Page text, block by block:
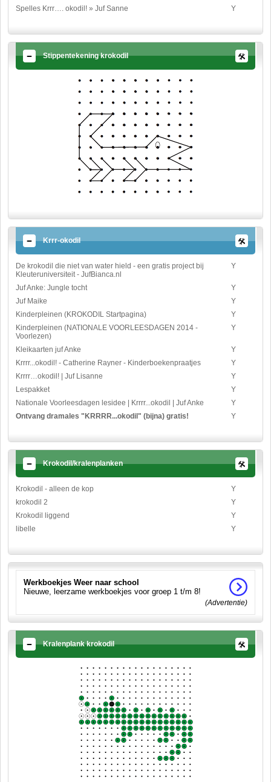
Spelles Krrr…. okodil! » Juf Sanne
Y
Stippentekening krokodil
Krrr-okodil
De krokodil die niet van water hield - een gratis project bij
Kleuteruniversiteit - JufBianca.nl
Y
Juf Anke: Jungle tocht
Y
Juf Maike
Y
Kinderpleinen (KROKODIL Startpagina)
Y
Kinderpleinen (NATIONALE VOORLEESDAGEN 2014 -
Voorlezen)
Y
Kleikaarten juf Anke
Y
Krrrr...okodil! - Catherine Rayner - Kinderboekenpraatjes
Y
Krrrr…okodil! | Juf Lisanne
Y
Lespakket
Y
Nationale Voorleesdagen lesidee | Krrrr...okodil | Juf Anke
Y
Ontvang dramales "KRRRR...okodil" (bijna) gratis!
Y
Krokodil/kralenplanken
Krokodil - alleen de kop
Y
krokodil 2
Y
Krokodil liggend
Y
libelle
Y
Werkboekjes Weer naar school
Nieuwe, leerzame werkboekjes voor groep 1 t/m 8!
(Advertentie)
Kralenplank krokodil